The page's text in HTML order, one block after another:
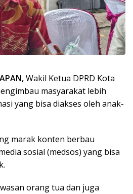
Wakil Ketua DPRD Kota
masyarakat lebih
yang bisa diakses oleh anak-
marak konten berbau
sosial (medsos) yang bisa
orang tua dan juga